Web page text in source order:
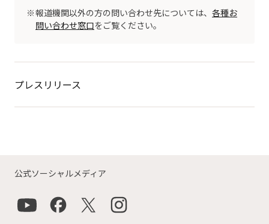
報道機関以外の方の問い合わせ先については、 各種お
問い合わせ窓口をご覧ください。
プレスリリース
公式ソーシャルメディア